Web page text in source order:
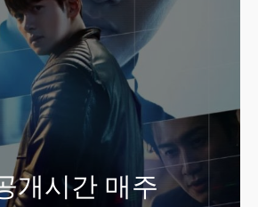
개시간 매주